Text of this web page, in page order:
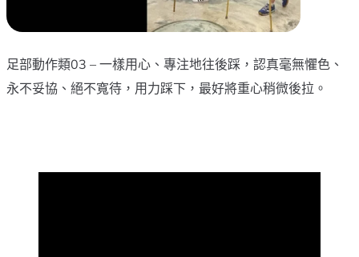
足部照護
影音頻道
足部動作類03 – 一樣用心、專注地往後踩，認真毫無懼色、
永不妥協、絕不寬待，用力踩下，最好將重心稍微後拉。